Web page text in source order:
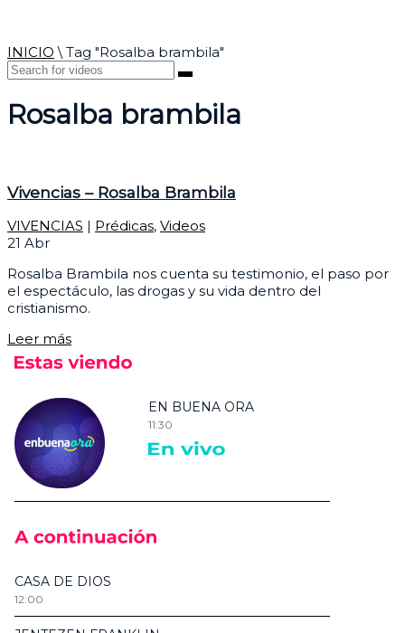
INICIO \ Tag "Rosalba brambila"
Rosalba brambila
Vivencias – Rosalba Brambila
VIVENCIAS | Prédicas, Videos
21 Abr
Rosalba Brambila nos cuenta su testimonio, el paso por
el espectáculo, las drogas y su vida dentro del
cristianismo.
Leer más